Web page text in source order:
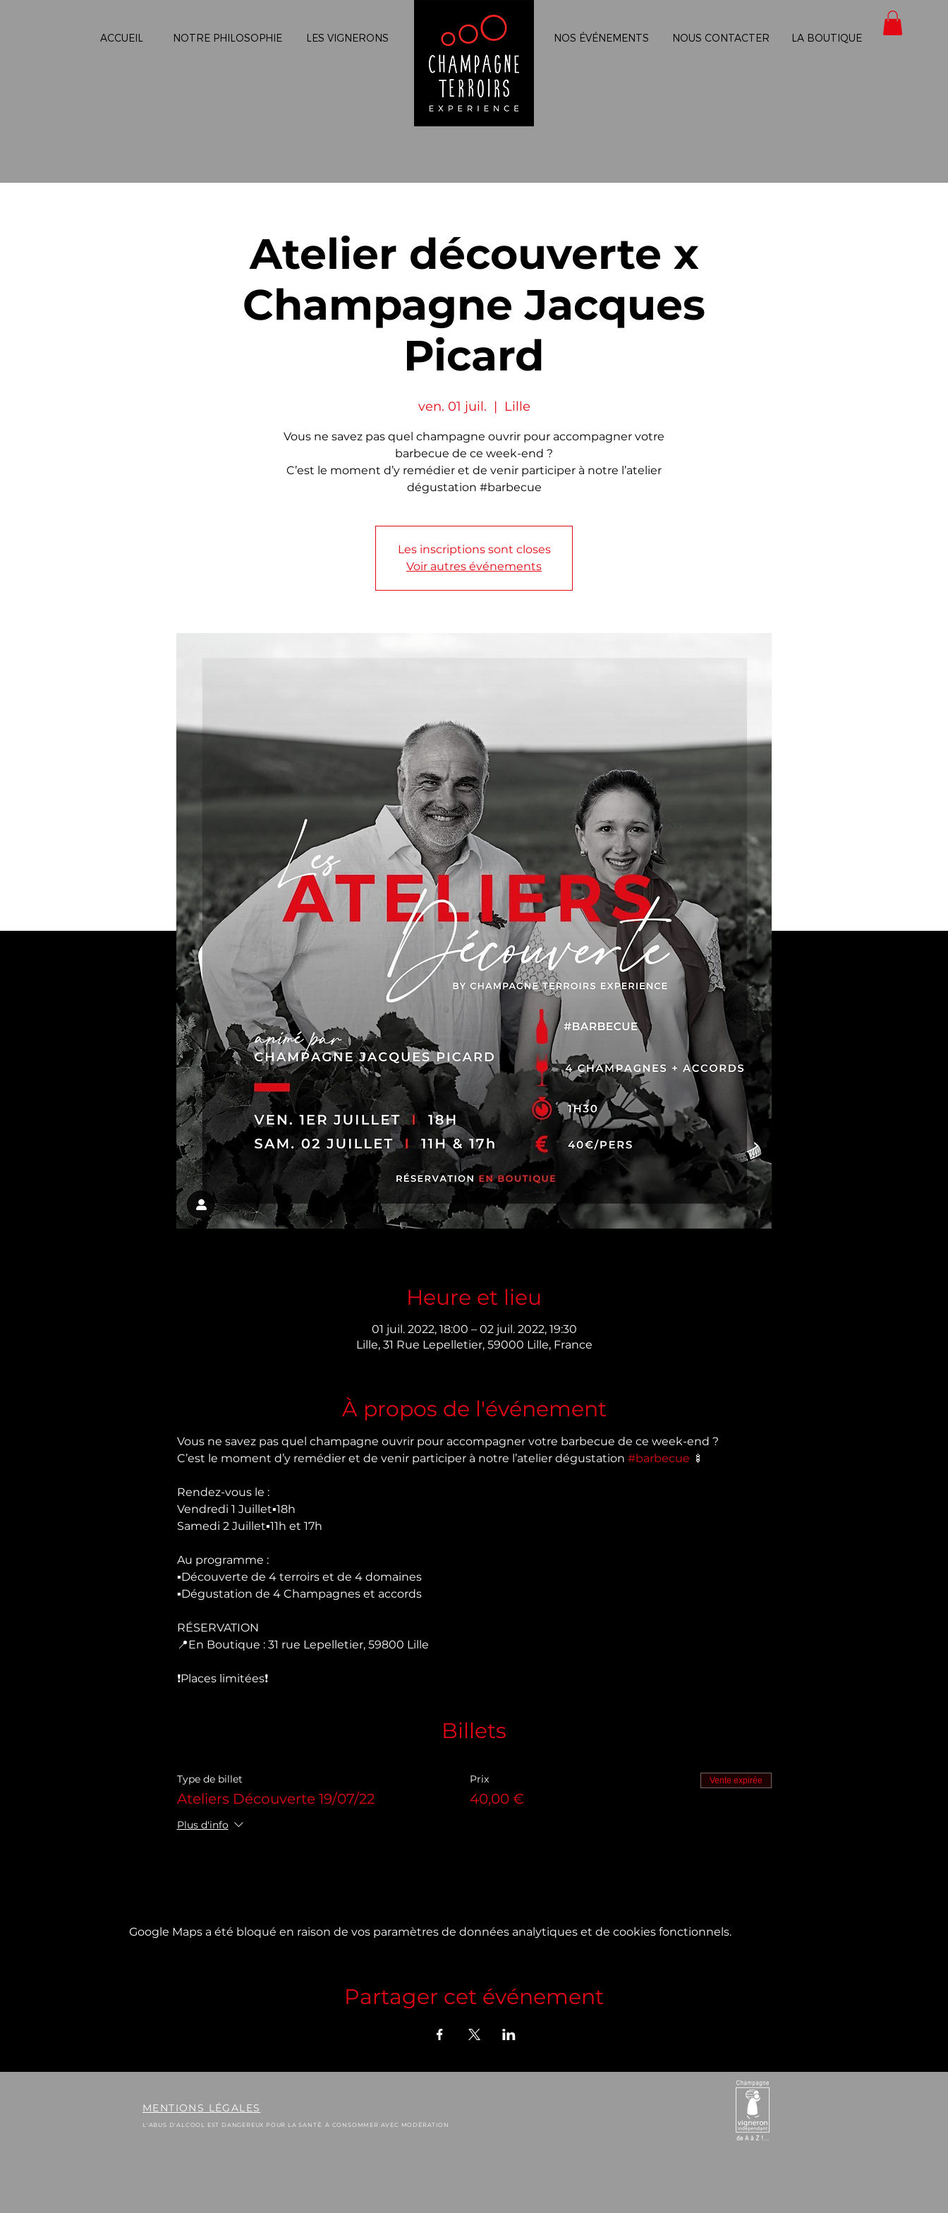
NOS ÉVÉNEMENTS NOUS CONTACTER LA BOUTIQUE
LES VIGNERONS
NOTRE PHILOSOPHIE
ACCUEIL
Atelier découverte x
Champagne Jacques
Picard
ven. 01 juil.
  |
Lille
Vous ne savez pas quel champagne ouvrir pour accompagner votre
barbecue de ce week-end ?
C’est le moment d’y remédier et de venir participer à notre l’atelier
dégustation #barbecue
Les inscriptions sont closes
Voir autres événements
Heure et lieu
01 juil. 2022, 18:00 – 02 juil. 2022, 19:30
Lille, 31 Rue Lepelletier, 59000 Lille, France
À propos de l'événement
Vous ne savez pas quel champagne ouvrir pour accompagner votre barbecue de ce week-end ?
C’est le moment d’y remédier et de venir participer à notre l’atelier dégustation #barbecue 🍢
Rendez-vous le :
Vendredi 1 Juillet▪️18h
Samedi 2 Juillet▪️11h et 17h
Au programme :
▪️Découverte de 4 terroirs et de 4 domaines
▪️Dégustation de 4 Champagnes et accords
RÉSERVATION
📍En Boutique : 31 rue Lepelletier, 59800 Lille
❗Places limitées❗
Billets
Type de billet
Ateliers Découverte 19/07/22
Plus d'info
Prix
40,00 €
Vente expirée
Google Maps a été bloqué en raison de vos paramètres de données analytiques et de cookies fonctionnels.
Partager cet événement
MENTIONS LÉGALES
L'ABUS D'ALCOOL EST DANGEREUX POUR LA SANTÉ. À CONSOMMER AVEC MODÉRATION